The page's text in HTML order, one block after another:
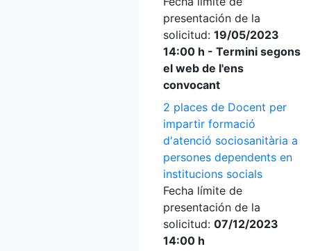
presentación de la
solicitud: 19/05/2023
14:00 h - Termini segons
el web de l'ens
convocant
2 places de Docent per
impartir formació
d'atenció sociosanitària a
persones dependents en
institucions socials
Fecha límite de
presentación de la
solicitud: 07/12/2023
14:00 h